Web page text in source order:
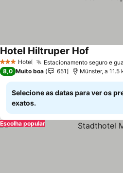
3 EstrelasHotel Estacionamento seguro e
Hotel Hiltruper Hof
8,0 Muito boa 651 Münster, a 11.5
Selecione as datas para ver os
exatos.
Escolha popular